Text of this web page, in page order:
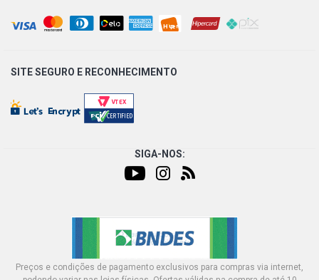
SITE SEGURO E RECONHECIMENTO
SIGA-NOS:
Preços e condições de pagamento exclusivos para compras via internet,